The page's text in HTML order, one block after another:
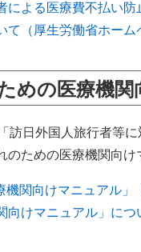
による医療費不払い
（厚生労働省ホーム
めの医療機
日外国人旅行者等
ための医療機関向け
機関向けマニュアル」
向けマニュアル」につ